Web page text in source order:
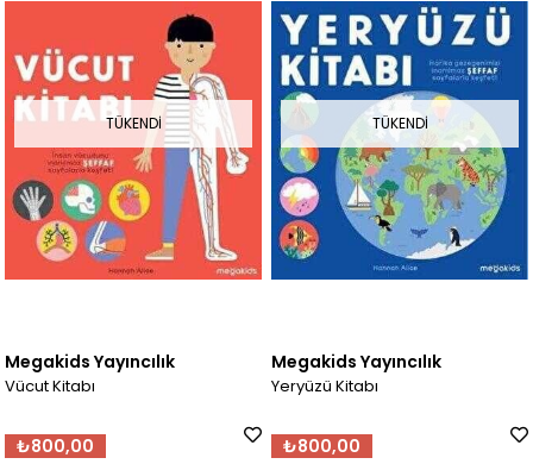
TÜKENDI
Megakids Yayıncılık
Vücut Kitabı
₺800,00
TÜKENDI
Megakids Yayıncılık
Yeryüzü Kitabı
₺800,00